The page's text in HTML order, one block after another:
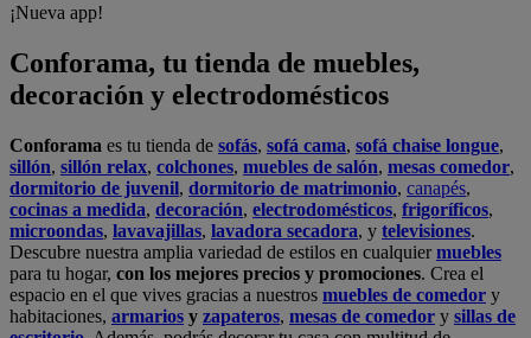
¡Nueva app!
Conforama, tu tienda de muebles,
decoración y electrodomésticos
Conforama es tu tienda de sofás, sofá cama, sofá chaise longue,
sillón, sillón relax, colchones, muebles de salón, mesas comedor,
dormitorio de juvenil, dormitorio de matrimonio, canapés,
cocinas a medida, decoración, electrodomésticos, frigoríficos,
microondas, lavavajillas, lavadora secadora, y televisiones.
Descubre nuestra amplia variedad de estilos en cualquiermuebles
para tu hogar, con los mejores precios y promociones. Crea el
espacio en el que vives gracias a nuestros muebles de comedor y
habitaciones, armarios y zapateros, mesas de comedor y sillas de